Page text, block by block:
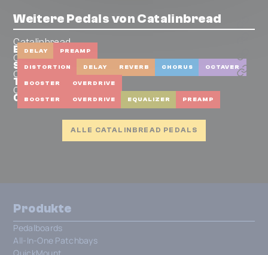
Weitere Pedals von Catalinbread
DELAY PREAMP
Catalinbread
Belle Epoch +
DISTORTION DELAY REVERB CHORUS OCTAVER
Catalinbread
Soft Focus DLX
BOOSTER OVERDRIVE
Catalinbread
Tribute
BOOSTER OVERDRIVE EQUALIZER PREAMP
Catalinbread
Clean Little Secret
ALLE CATALINBREAD PEDALS
Produkte
Pedalboards
All-In-One Patchbays